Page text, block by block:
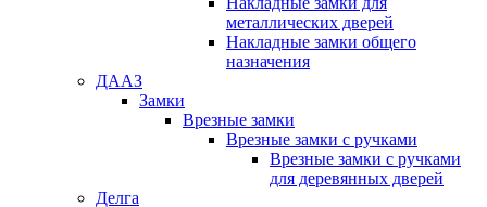
металлических дверей
Накладные замки общего
назначения
ДААЗ
Замки
Врезные замки
Врезные замки с ручками
Врезные замки с ручками
для деревянных дверей
Делга